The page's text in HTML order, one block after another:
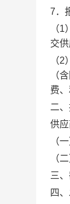
7．
（1）
交供
（2）
（
费
二、
供
（
（
三、
四、